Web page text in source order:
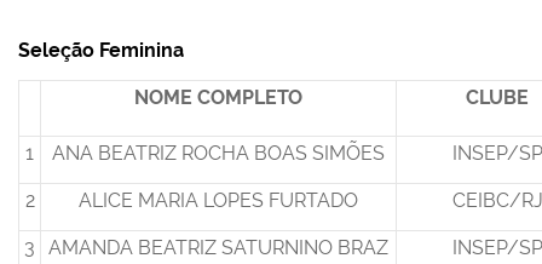
Seleção Feminina
NOME COMPLETO CLUBE
1 ANA BEATRIZ ROCHA BOAS SIMÕES INSEP/SP
2 ALICE MARIA LOPES FURTADO CEIBC/RJ
3 AMANDA BEATRIZ SATURNINO BRAZ INSEP/SP